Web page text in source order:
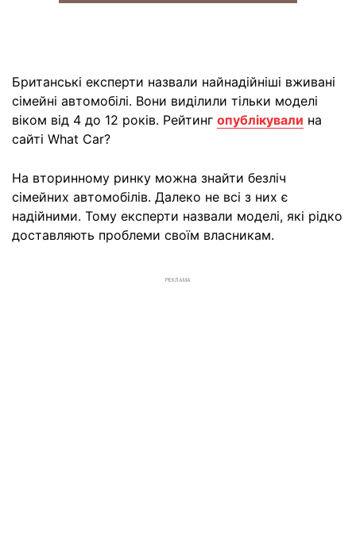
Британські експерти назвали найнадійніші вживані
сімейні автомобілі. Вони виділили тільки моделі
віком від 4 до 12 років. Рейтинг опублікували на
сайті What Car?
На вторинному ринку можна знайти безліч
сімейних автомобілів. Далеко не всі з них є
надійними. Тому експерти назвали моделі, які рідко
доставляють проблеми своїм власникам.
РЕКЛАМА